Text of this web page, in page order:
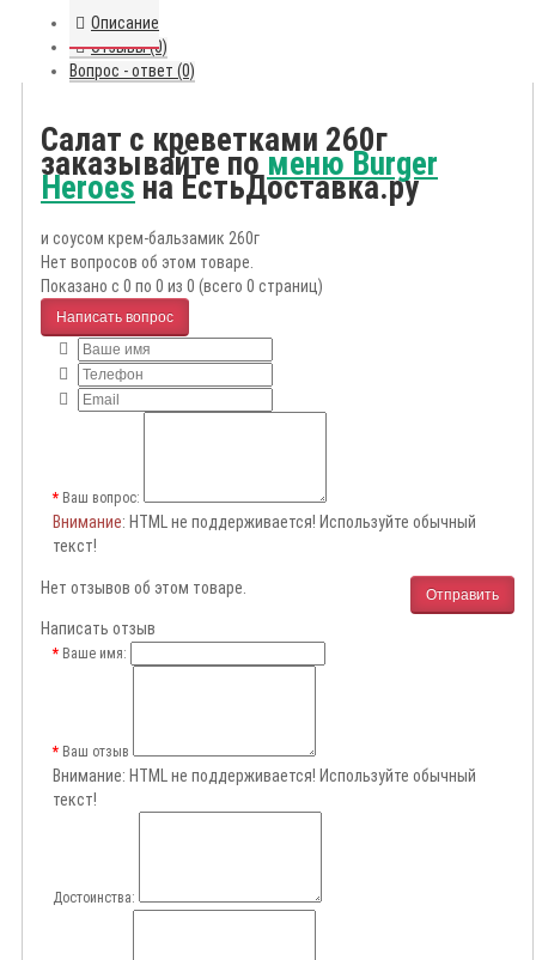
Описание
Отзывы (0)
Вопрос - ответ (0)
Салат с креветками 260г
заказывайте поменю Burger
Heroesна ЕстьДоставка.ру
и соусом крем-бальзамик 260г
Нет вопросов об этом товаре.
Показано с 0 по 0 из 0 (всего 0 страниц)
Написать вопрос
Ваш вопрос:
Внимание: HTML не поддерживается! Используйте обычный
текст!
Отправить
Нет отзывов об этом товаре.
Написать отзыв
Ваше имя:
Ваш отзыв
Внимание: HTML не поддерживается! Используйте обычный
текст!
Достоинства: